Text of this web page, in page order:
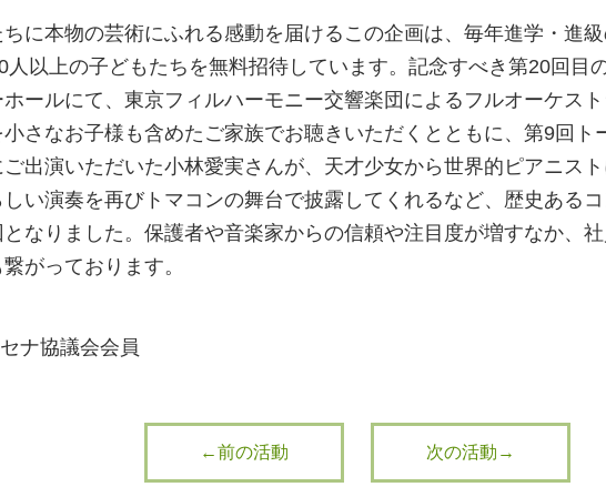
に本物の芸術にふれる感動を届けるこの企画は、毎年進学・進
人以上の子どもたちを無料招待しています。記念すべき第20回目
ールにて、東京フィルハーモニー交響楽団によるフルオーケスト
さなお子様も含めたご家族でお聴きいただくとともに、第9回ト
出演いただいた小林愛実さんが、天才少女から世界的ピアニス
い演奏を再びトマコンの舞台で披露してくれるなど、歴史ある
なりました。保護者や音楽家からの信頼や注目度が増すなか、社
がっております。
ナ協議会会員
←前の活動 次の活動→